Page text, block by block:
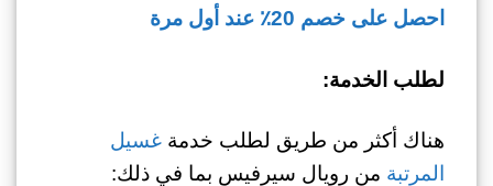
احصل على خصم 20٪ عند أول مرة
لطلب الخدمة:
هناك أكثر من طريق لطلب خدمةغسيل
المرتبة من رويال سيرفيس بما في ذلك: